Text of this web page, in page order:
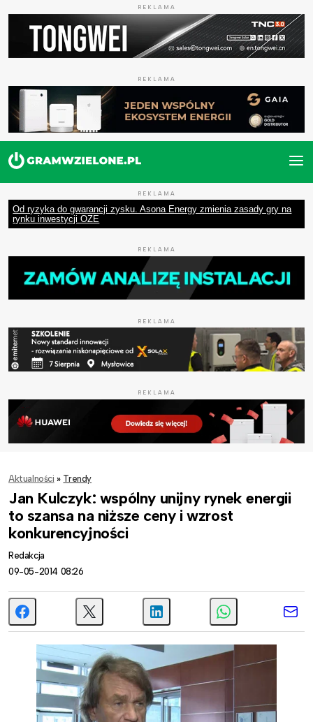
REKLAMA
REKLAMA
REKLAMA
Od ryzyka do gwarancji zysku. Asona Energy zmienia zasady gry na
rynku inwestycji OZE
REKLAMA
REKLAMA
REKLAMA
Aktualności » Trendy
Jan Kulczyk: wspólny unijny rynek energii
to szansa na niższe ceny i wzrost
konkurencyjności
Redakcja
09-05-2014 08:26